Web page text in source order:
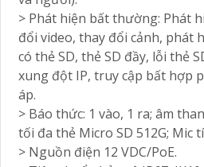
> Phát hiện bất thường: Phát
đổi video, thay đổi cảnh, phát
có thẻ SD, thẻ SD đầy, lỗi thẻ
xung đột IP, truy cập bất hợp
áp.
> Báo thức: 1 vào, 1 ra; âm
tối đa thẻ Micro SD 512G; Mic
> Nguồn điện 12 VDC/PoE.